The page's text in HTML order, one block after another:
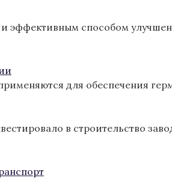
эффективным способом
для обеспечения
в строительство